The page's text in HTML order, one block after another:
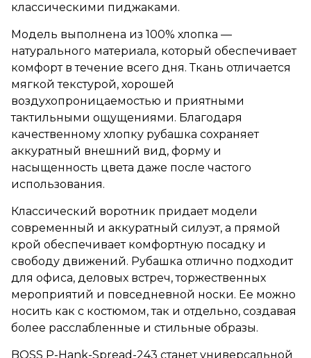
классическими пиджаками.
Модель выполнена из 100% хлопка —
натурального материала, который обеспечивает
комфорт в течение всего дня. Ткань отличается
мягкой текстурой, хорошей
воздухопроницаемостью и приятными
тактильными ощущениями. Благодаря
качественному хлопку рубашка сохраняет
аккуратный внешний вид, форму и
насыщенность цвета даже после частого
использования.
Классический воротник придает модели
современный и аккуратный силуэт, а прямой
крой обеспечивает комфортную посадку и
свободу движений. Рубашка отлично подходит
для офиса, деловых встреч, торжественных
мероприятий и повседневной носки. Ее можно
носить как с костюмом, так и отдельно, создавая
более расслабленные и стильные образы.
BOSS P-Hank-Spread-243 станет универсальной